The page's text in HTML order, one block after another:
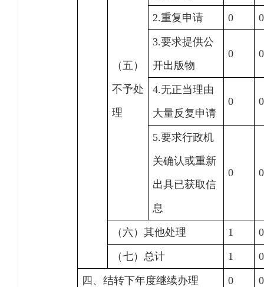
（五）
不予处
理
2.重复申请 0 0
3.要求提供公
开出版物
0 0
4.无正当理由
大量反复申请
0 0
5.要求行政机
关确认或重新
出具已获取信
息
0 0
（六）其他处理 1 0
（七）总计 1 0
四、结转下年度继续办理 0 0